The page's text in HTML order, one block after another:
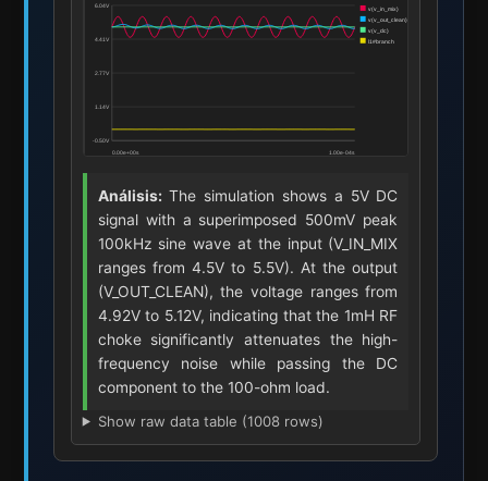
Análisis: The simulation shows a 5V DC
signal with a superimposed 500mV peak
100kHz sine wave at the input (V_IN_MIX
ranges from 4.5V to 5.5V). At the output
(V_OUT_CLEAN), the voltage ranges from
4.92V to 5.12V, indicating that the 1mH RF
choke significantly attenuates the high-
frequency noise while passing the DC
component to the 100-ohm load.
Show raw data table (1008 rows)